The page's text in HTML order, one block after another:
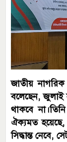
জাতীয়
বলেছেন, জুলাই
থাকবে
ঐক্যমত
সিদ্ধান্ত নেবে,